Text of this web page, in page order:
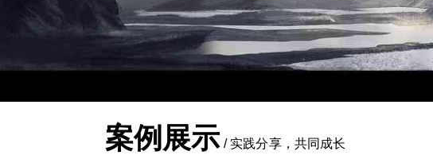
案例展示 / 实践分享，共同成长